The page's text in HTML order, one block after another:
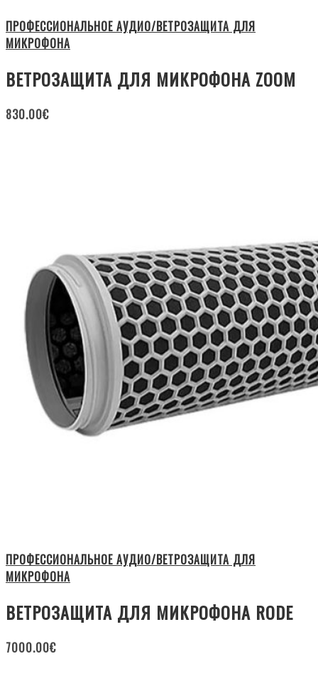
ПРОФЕССИОНАЛЬНОЕ АУДИО/ВЕТРОЗАЩИТА ДЛЯ
МИКРОФОНА
ВЕТРОЗАЩИТА ДЛЯ МИКРОФОНА ZOOM
830.00€
ПРОФЕССИОНАЛЬНОЕ АУДИО/ВЕТРОЗАЩИТА ДЛЯ
МИКРОФОНА
ВЕТРОЗАЩИТА ДЛЯ МИКРОФОНА RODE
7000.00€